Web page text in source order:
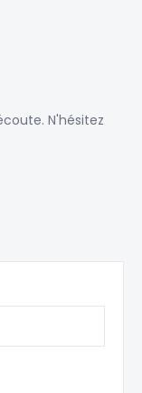
N'hésitez